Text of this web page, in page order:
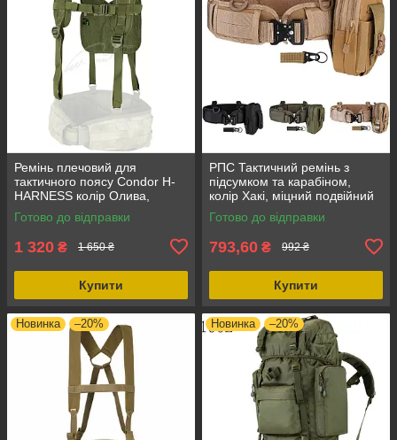
Ремінь плечовий для
тактичного поясу Condor H-
HARNESS колір Олива,
матеріал нейлон, оливковий
колір
Готово до відправки
1 320 ₴ 1 650 ₴
Купити
РПС Тактичний ремінь з
підсумком та карабіном,
колір Хакі, міцний подвійний
нейлоновий пояс із системою
MOLLE
Готово до відправки
793,60 ₴ 992 ₴
Купити
Новинка –20% Новинка –20%